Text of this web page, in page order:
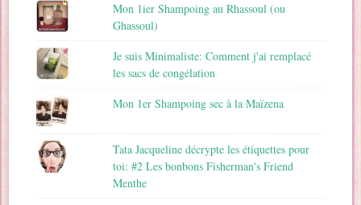
Mon 1ier Shampoing au Rhassoul (ou
Ghassoul)
Je suis Minimaliste: Comment j'ai remplacé
les sacs de congélation
Mon 1er Shampoing sec à la Maïzena
Tata Jacqueline décrypte les étiquettes pour
toi: #2 Les bonbons Fisherman's Friend
Menthe